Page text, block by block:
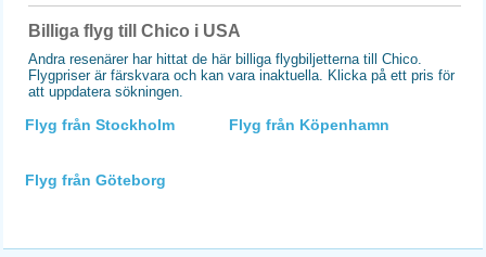
Billiga flyg till Chico i USA
Andra resenärer har hittat de här billiga flygbiljetterna till Chico.
Flygpriser är färskvara och kan vara inaktuella. Klicka på ett pris för
att uppdatera sökningen.
Flyg från Stockholm Flyg från Köpenhamn
Flyg från Göteborg